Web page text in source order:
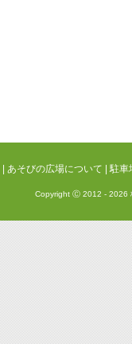
あそびの広場について |駐車
Copyright Ⓒ 2012 - 2026